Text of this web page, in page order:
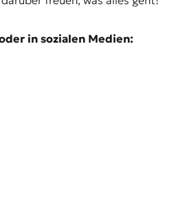
in sozialen Medien: